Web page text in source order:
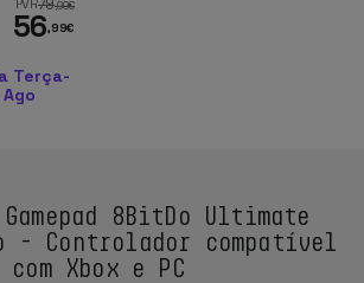
PC
,99€
56,99€
Terça-
8BitDo Ultimate
- Controlador compatível
com Xbox e PC